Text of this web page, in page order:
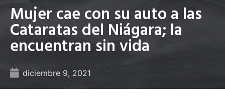
Mujer cae con su auto a las
Cataratas del Niágara; la
encuentran sin vida
diciembre 9, 2021